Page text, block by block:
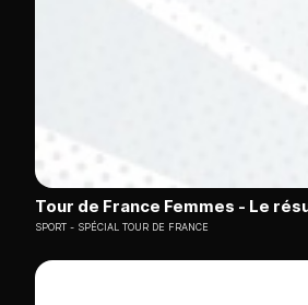
Tour de France Femmes - Le
SPORT SPÉCIAL TOUR DE FRANCE